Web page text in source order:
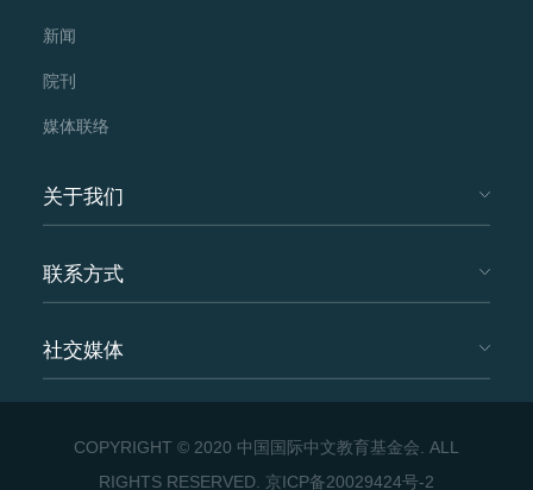
新闻
院刊
媒体联络
关于我们
联系方式
社交媒体
COPYRIGHT © 2020 中国国际中文教育基金会. ALL
RIGHTS RESERVED. 京ICP备20029424号-2